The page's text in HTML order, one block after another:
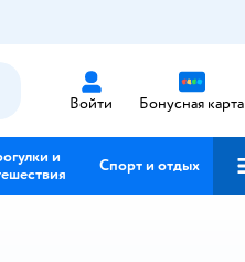
Войти Бонусная карта
и
Спорт и отдых